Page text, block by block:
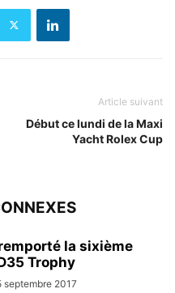
Article suivant
Début ce lundi de la Maxi
Yacht Rolex Cup
la sixième
Trophy
septembre 2017